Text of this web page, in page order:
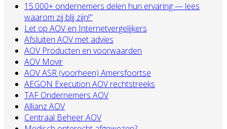
15.000+ ondernemers delen hun ervaring — lees
waarom zij blij zijn!"
Let op AOV en Internetvergelijkers
Afsluiten AOV met advies
AOV Producten en voorwaarden
AOV Movir
AOV ASR (voorheen) Amersfoortse
AEGON Execution AOV rechtstreeks
TAF Ondernemers AOV
Allianz AOV
Centraal Beheer AOV